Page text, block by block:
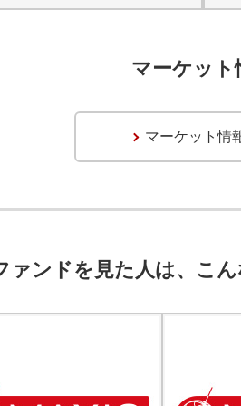
マーケット
マーケット情
ァンドを見た人は、こ